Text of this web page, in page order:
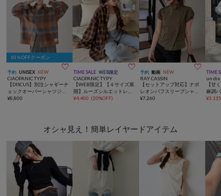
10％OFFクーポン
予約 UNISEX NEW 
CIAOPANIC TYPY
【DISCUS】別注シャギーチ
ェックオーバーシャツジャ
ケット
¥8,800
TIME SALE WEB限定 
CIAOPANIC TYPY
【WEB限定】【４サイズ展
開】ルーズシルエットレギ
ュラーカラーアソートシャ
¥4,400 (20%OFF)
予約 動画 NEW 
RAY CASSIN
【セットアップ対応】ナポ
レオンパフスリーブシャツ
/ ブラウス
¥7,260
TIME
un dix
【甘
麻調
¥
オシャ見え！簡単レイヤードアイテム